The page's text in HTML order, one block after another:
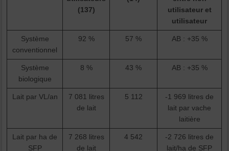
(137)
utilisateur et
utilisateur
Système
conventionnel
92 % 57 % AB : +35 %
Système
biologique
8 % 43 % AB : +35 %
Lait par VL/an
7 081 litres
de lait
5 112
-1 969 litres de
lait par vache
laitière
Lait par ha de
SFP
7 268 litres
de lait
4 542
-2 726 litres de
lait/ha de SFP